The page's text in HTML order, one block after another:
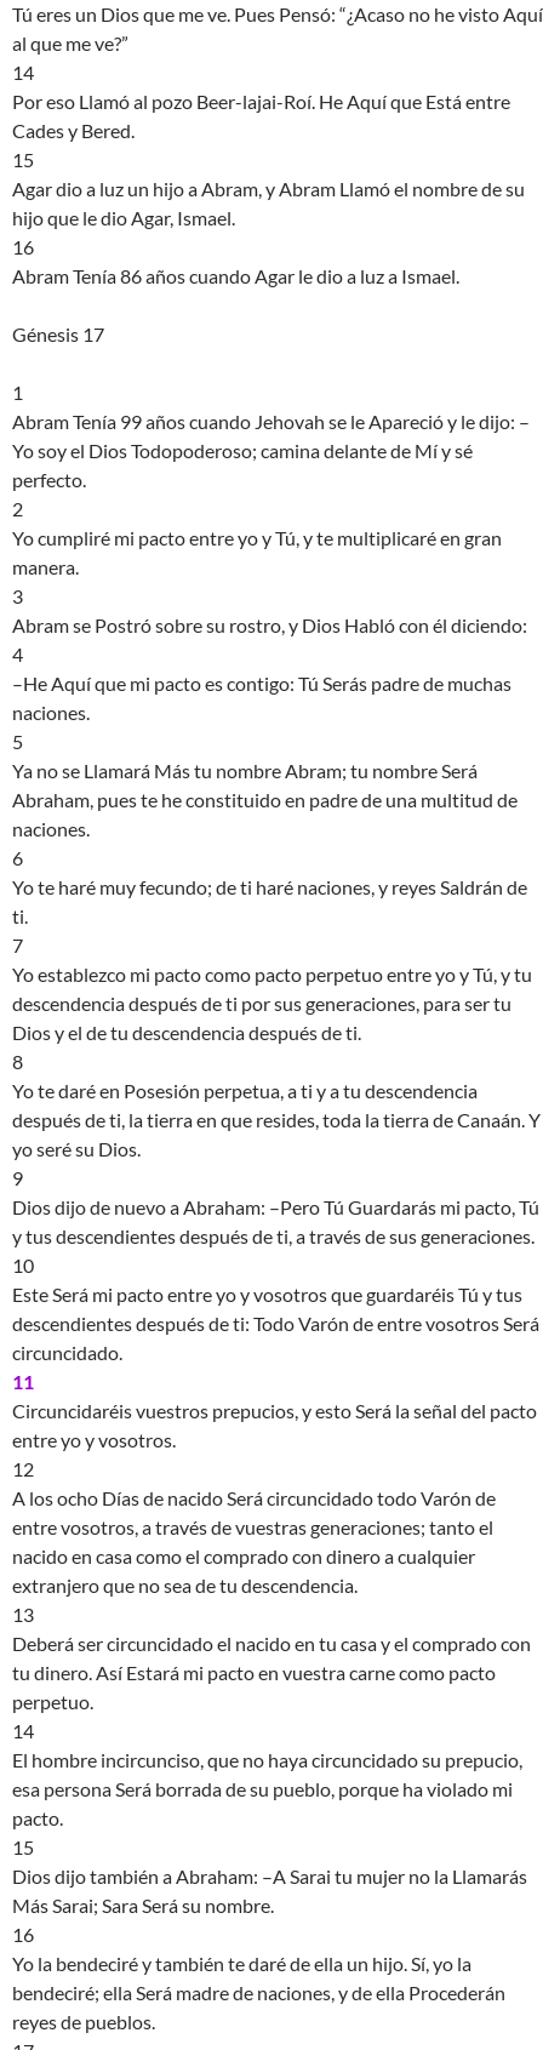
Tú eres un Dios que me ve. Pues Pensó: “¿Acaso no he visto Aquí
al que me ve?”
14
Por eso Llamó al pozo Beer-lajai-Roí. He Aquí que Está entre
Cades y Bered.
15
Agar dio a luz un hijo a Abram, y Abram Llamó el nombre de su
hijo que le dio Agar, Ismael.
16
Abram Tenía 86 años cuando Agar le dio a luz a Ismael.
Génesis 17
1
Abram Tenía 99 años cuando Jehovah se le Apareció y le dijo: –
Yo soy el Dios Todopoderoso; camina delante de Mí y sé
perfecto.
2
Yo cumpliré mi pacto entre yo y Tú, y te multiplicaré en gran
manera.
3
Abram se Postró sobre su rostro, y Dios Habló con él diciendo:
4
–He Aquí que mi pacto es contigo: Tú Serás padre de muchas
naciones.
5
Ya no se Llamará Más tu nombre Abram; tu nombre Será
Abraham, pues te he constituido en padre de una multitud de
naciones.
6
Yo te haré muy fecundo; de ti haré naciones, y reyes Saldrán de
ti.
7
Yo establezco mi pacto como pacto perpetuo entre yo y Tú, y tu
descendencia después de ti por sus generaciones, para ser tu
Dios y el de tu descendencia después de ti.
8
Yo te daré en Posesión perpetua, a ti y a tu descendencia
después de ti, la tierra en que resides, toda la tierra de Canaán. Y
yo seré su Dios.
9
Dios dijo de nuevo a Abraham: –Pero Tú Guardarás mi pacto, Tú
y tus descendientes después de ti, a través de sus generaciones.
10
Este Será mi pacto entre yo y vosotros que guardaréis Tú y tus
descendientes después de ti: Todo Varón de entre vosotros Será
circuncidado.
11
Circuncidaréis vuestros prepucios, y esto Será la señal del pacto
entre yo y vosotros.
12
A los ocho Días de nacido Será circuncidado todo Varón de
entre vosotros, a través de vuestras generaciones; tanto el
nacido en casa como el comprado con dinero a cualquier
extranjero que no sea de tu descendencia.
13
Deberá ser circuncidado el nacido en tu casa y el comprado con
tu dinero. Así Estará mi pacto en vuestra carne como pacto
perpetuo.
14
El hombre incircunciso, que no haya circuncidado su prepucio,
esa persona Será borrada de su pueblo, porque ha violado mi
pacto.
15
Dios dijo también a Abraham: –A Sarai tu mujer no la Llamarás
Más Sarai; Sara Será su nombre.
16
Yo la bendeciré y también te daré de ella un hijo. Sí, yo la
bendeciré; ella Será madre de naciones, y de ella Procederán
reyes de pueblos.